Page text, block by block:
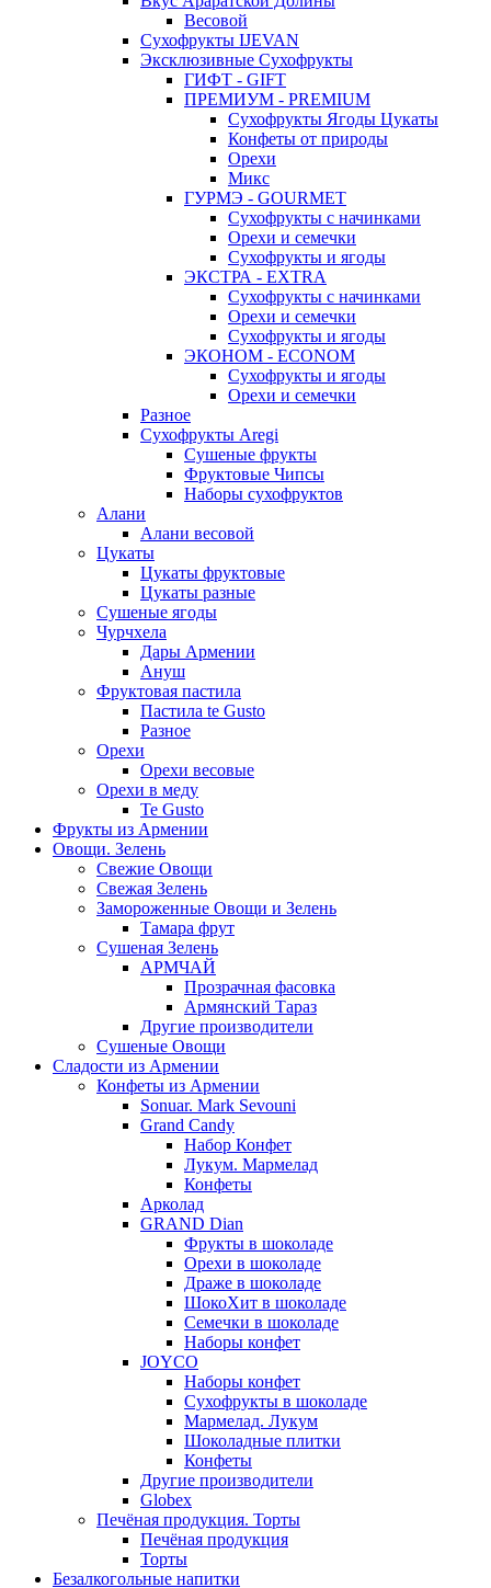
Весовой
Сухофрукты IJEVAN
Эксклюзивные Сухофрукты
ГИФТ - GIFT
ПРЕМИУМ - PREMIUM
Сухофрукты Ягоды Цукаты
Конфеты от природы
Орехи
Микс
ГУРМЭ - GOURMET
Сухофрукты с начинками
Орехи и семечки
Сухофрукты и ягоды
ЭКСТРА - EXTRA
Сухофрукты с начинками
Орехи и семечки
Сухофрукты и ягоды
ЭКОНОМ - ECONOM
Сухофрукты и ягоды
Орехи и семечки
Разное
Сухофрукты Aregi
Сушеные фрукты
Фруктовые Чипсы
Наборы сухофруктов
Алани
Алани весовой
Цукаты
Цукаты фруктовые
Цукаты разные
Сушеные ягоды
Чурчхела
Дары Армении
Ануш
Фруктовая пастила
Пастила te Gusto
Разное
Орехи
Орехи весовые
Орехи в меду
Te Gusto
Фрукты из Армении
Овощи. Зелень
Свежие Овощи
Свежая Зелень
Замороженные Овощи и Зелень
Тамара фрут
Сушеная Зелень
АРМЧАЙ
Прозрачная фасовка
Армянский Тараз
Другие производители
Сушеные Овощи
Сладости из Армении
Конфеты из Армении
Sonuar. Mark Sevouni
Grand Candy
Набор Конфет
Лукум. Мармелад
Конфеты
Арколад
GRAND Dian
Фрукты в шоколаде
Орехи в шоколаде
Драже в шоколаде
ШокоХит в шоколаде
Семечки в шоколаде
Наборы конфет
JOYCO
Наборы конфет
Сухофрукты в шоколаде
Мармелад. Лукум
Шоколадные плитки
Конфеты
Другие производители
Globex
Печёная продукция. Торты
Печёная продукция
Торты
Безалкогольные напитки